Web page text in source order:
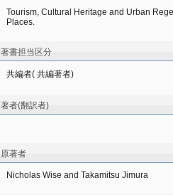
Tourism, Cultural Heritage and Urban
Places.
著書担当区分
共編者( 共編著者)
著者(翻訳者)
原著者
Nicholas Wise and Takamitsu Jimura